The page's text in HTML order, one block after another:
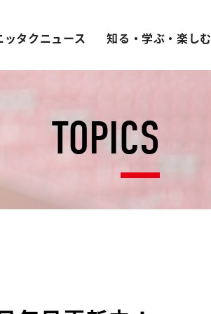
ッタクニュース 知る・学ぶ・楽しむ
TOPICS